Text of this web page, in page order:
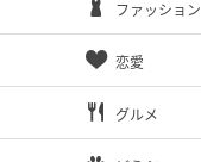
ファッション
恋愛
グルメ